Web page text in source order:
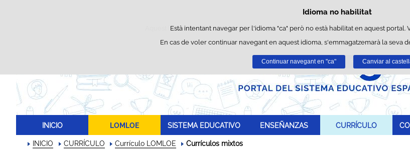
Política de cookies
Aquest lloc web utilitza cookies pròpies per facilitar la navegació i cookies de tercers
Podeu obtenir més informació a l'apartat "Cookies" del
Acceptar Rebutjar
Idioma no habilitat
Està intentant navegar per l'idioma "ca" però no està habilitat en aquest portal.
En cas de voler continuar navegant en aquest idioma, s'emmagatzemarà la seva
Continuar navegant en "ca" Canviar al
Passar al contingut
INICIO LOMLOE SISTEMA EDUCATIVO ENSEÑANZAS CURRÍCULO
INICIO CURRÍCULO Currículo LOMLOE Currículos mixtos